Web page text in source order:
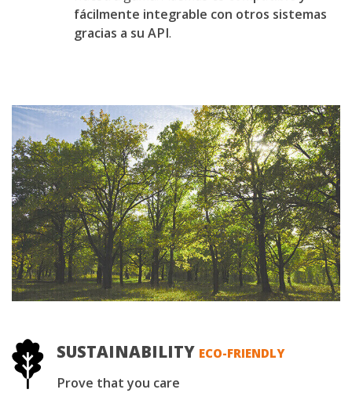
fácilmente integrable con otros sistemas
gracias a su API.
SUSTAINABILITY ECO-FRIENDLY
Prove that you care